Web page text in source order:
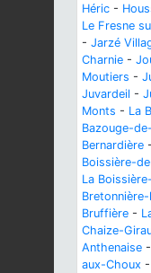
Héric -
Le Fresne
- Jarzé
Charnie -
Moutiers -
Juvardeil -
Monts - La
Bazouge-
Bernardière -
Boissière-
La
Bruffière -
Chaize-
Anthenaise -
aux-Choux -